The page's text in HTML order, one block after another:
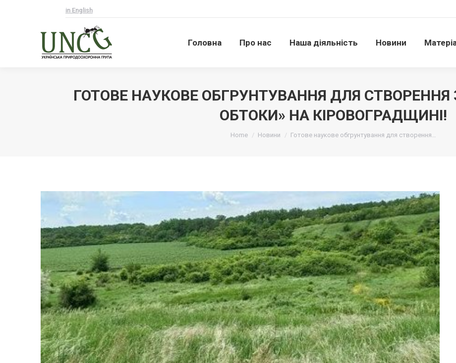
in English
Головна Про нас Наша діяльність Новини
ГОТОВЕ НАУКОВЕ ОБГРУНТУВАННЯ ДЛЯ СТВОРЕННЯ
ОБТОКИ» НА КІРОВОГРАДЩИНІ!
Home Новини Готове наукове обгрунтування для створення…
Головна Про нас Наша діяльність Новини Матеріали